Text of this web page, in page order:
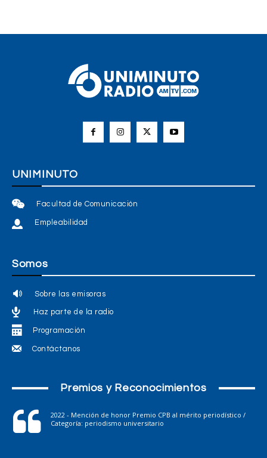
UNIMINUTO
Facultad de Comunicación
Empleabilidad
Somos
Sobre las emisoras
Haz parte de la radio
Programación
Contáctanos
Premios y Reconocimientos
2022 - Mención de honor Premio CPB al mérito periodístico /
Categoría: periodismo universitario